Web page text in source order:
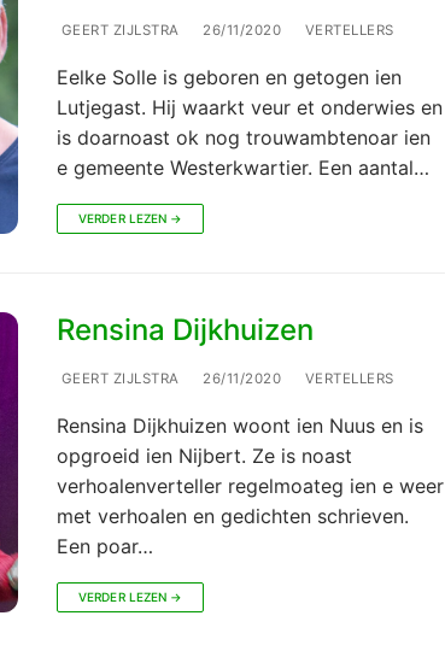
GEERT ZIJLSTRA 26/11/2020 VERTELLERS
Eelke Solle is geboren en getogen ien
Lutjegast. Hij waarkt veur et onderwies en
is doarnoast ok nog trouwambtenoar ien
e gemeente Westerkwartier. Een aantal…
VERDER LEZEN →
Rensina Dijkhuizen
GEERT ZIJLSTRA 26/11/2020 VERTELLERS
Rensina Dijkhuizen woont ien Nuus en is
opgroeid ien Nijbert. Ze is noast
verhoalenverteller regelmoateg ien e weer
met verhoalen en gedichten schrieven.
Een poar…
VERDER LEZEN →